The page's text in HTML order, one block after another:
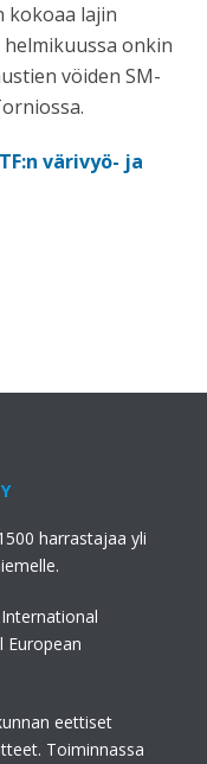
kokoaa lajin
onkin
vöiden SM-
värivyö- ja
harrastajaa yli
European
eettiset
Toiminnassa